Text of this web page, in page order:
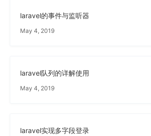
laravel的事件与监听器
May 4, 2019
laravel队列的详解使用
May 4, 2019
laravel实现多字段登录